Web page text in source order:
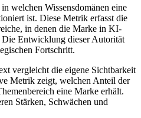
welchen Wissensdomänen eine
ist. Diese Metrik erfasst die
in denen die Marke in KI-
Entwicklung dieser Autorität
Fortschritt.
vergleicht die eigene Sichtbarkeit
Metrik zeigt, welchen Anteil der
eine Marke erhält.
Stärken, Schwächen und